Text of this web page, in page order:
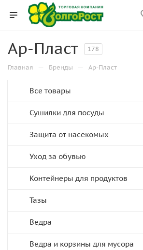
Ар-Пласт 178
Главная — Бренды — Ар-Пласт
Все товары
Сушилки для посуды
Защита от насекомых
Уход за обувью
Контейнеры для продуктов
Тазы
Ведра
Ведра и корзины для мусора